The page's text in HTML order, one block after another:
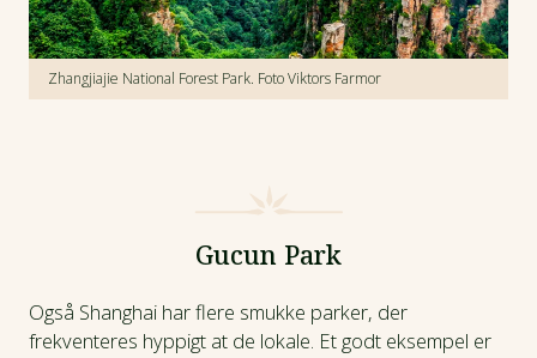
Zhangjiajie National Forest Park. Foto Viktors Farmor
Gucun Park
Også Shanghai har flere smukke parker, der
frekventeres hyppigt at de lokale. Et godt eksempel er